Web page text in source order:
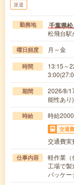
派遣
勤務地 千葉県
松飛台駅
曜日頻度 月～金
時間
13:15～
期間
2026/8/
能性あ
時給 時給
交通費
交通費実
仕事内容
軽作業（
工場で
パッケ